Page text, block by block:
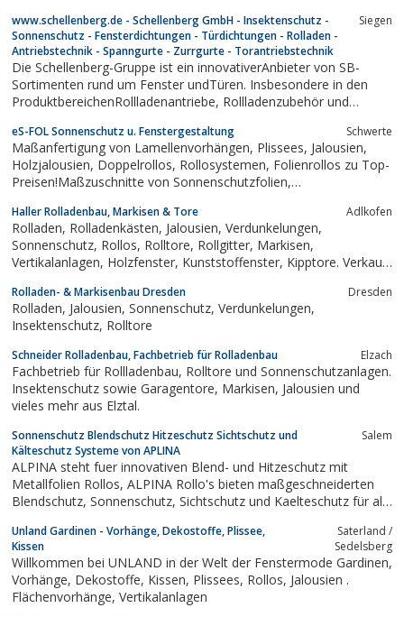
mehr mit Folien..schauen Sie doch bitte vorab unter www.sun--
point.de
www.schellenberg.de - Schellenberg GmbH - Insektenschutz -
Sonnenschutz - Fensterdichtungen - Türdichtungen - Rolladen -
Antriebstechnik - Spanngurte - Zurrgurte - Torantriebstechnik
Siegen
Die Schellenberg-Gruppe ist ein innovativerAnbieter von SB-
Sortimenten rund um Fenster undTüren. Insbesondere in den
ProduktbereichenRollladenantriebe, Rollladenzubehör und
eS-FOL Sonnenschutz u. Fenstergestaltung Schwerte
Maßanfertigung von Lamellenvorhängen, Plissees, Jalousien,
Holzjalousien, Doppelrollos, Rollosystemen, Folienrollos zu Top-
Preisen!Maßzuschnitte von Sonnenschutzfolien,
Service:eine kostenlose Angebotserstellung erfolgt umgehend
nach Angabe der...
Haller Rolladenbau, Markisen & Tore Adlkofen
Rolladen, Rolladenkästen, Jalousien, Verdunkelungen,
Sonnenschutz, Rollos, Rolltore, Rollgitter, Markisen,
Vertikalanlagen, Holzfenster, Kunststoffenster, Kipptore. Verkauf,
Rolladen- & Markisenbau Dresden Dresden
Rolladen, Jalousien, Sonnenschutz, Verdunkelungen,
Insektenschutz, Rolltore
Schneider Rolladenbau, Fachbetrieb für Rolladenbau Elzach
Fachbetrieb für Rollladenbau, Rolltore und Sonnenschutzanlagen.
Insektenschutz sowie Garagentore, Markisen, Jalousien und
vieles mehr aus Elztal.
Sonnenschutz Blendschutz Hitzeschutz Sichtschutz und
Kälteschutz Systeme von APLINA
Salem
ALPINA steht fuer innovativen Blend- und Hitzeschutz mit
Metallfolien Rollos, ALPINA Rollo's bieten maßgeschneiderten
Blendschutz, Sonnenschutz, Sichtschutz und Kaelteschutz für alle
Unland Gardinen - Vorhänge, Dekostoffe, Plissee,
Kissen
Saterland /
Sedelsberg
Willkommen bei UNLAND in der Welt der Fenstermode Gardinen,
Vorhänge, Dekostoffe, Kissen, Plissees, Rollos, Jalousien .
Flächenvorhänge, Vertikalanlagen